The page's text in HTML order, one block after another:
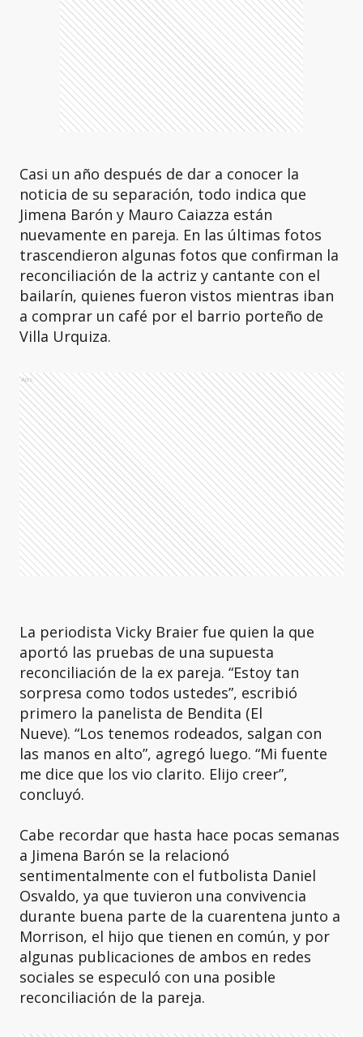
Casi un año después de dar a conocer la
noticia de su separación, todo indica que
Jimena Barón y Mauro Caiazza están
nuevamente en pareja. En las últimas fotos
trascendieron algunas fotos que confirman la
reconciliación de la actriz y cantante con el
bailarín, quienes fueron vistos mientras iban
a comprar un café por el barrio porteño de
Villa Urquiza.
Ads
La periodista Vicky Braier fue quien la que
aportó las pruebas de una supuesta
reconciliación de la ex pareja. “Estoy tan
sorpresa como todos ustedes”, escribió
primero la panelista de Bendita (El
Nueve). “Los tenemos rodeados, salgan con
las manos en alto”, agregó luego. “Mi fuente
me dice que los vio clarito. Elijo creer”,
concluyó.
Cabe recordar que hasta hace pocas semanas
a Jimena Barón se la relacionó
sentimentalmente con el futbolista Daniel
Osvaldo, ya que tuvieron una convivencia
durante buena parte de la cuarentena junto a
Morrison, el hijo que tienen en común, y por
algunas publicaciones de ambos en redes
sociales se especuló con una posible
reconciliación de la pareja.